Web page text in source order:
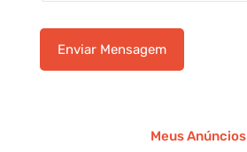
Meus Anúncios